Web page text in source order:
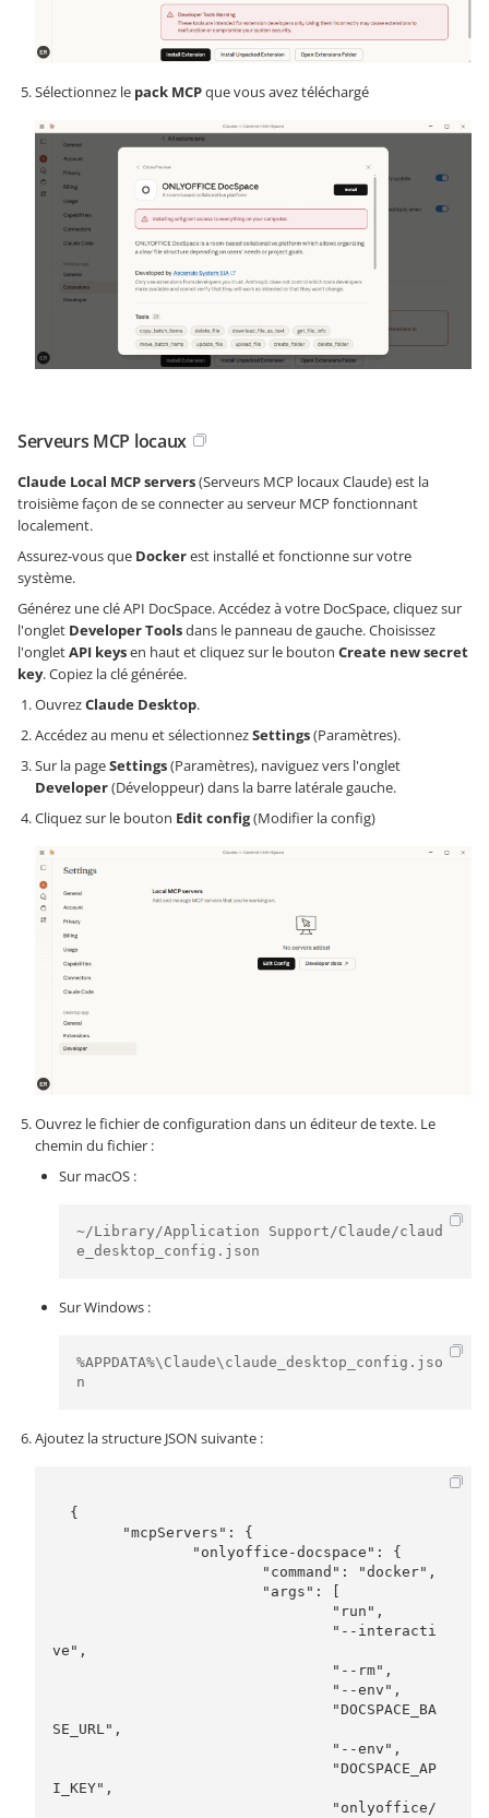
Sélectionnez le pack MCPque vous avez téléchargé
Serveurs MCP locaux
Claude Local MCP servers(Serveurs MCP locaux Claude) est la
troisième façon de se connecter au serveur MCP fonctionnant
localement.
Assurez-vous que Dockerest installé et fonctionne sur votre
système.
Générez une clé API DocSpace. Accédez à votre DocSpace, cliquez sur
l'onglet Developer Toolsdans le panneau de gauche. Choisissez
l'ongletAPI keysen haut et cliquez sur le bouton Create new secret
key. Copiez la clé générée.
OuvrezClaude Desktop.
Accédez au menu et sélectionnezSettings(Paramètres).
Sur la pageSettings(Paramètres), naviguez vers l'onglet
Developer(Développeur) dans la barre latérale gauche.
Cliquez sur le bouton Edit config(Modifier la config)
Ouvrez le fichier de configuration dans un éditeur de texte. Le
chemin du fichier :
Sur macOS :
~/Library/Application Support/Claude/claud
e_desktop_config.json
Sur Windows :
%APPDATA%\Claude\claude_desktop_config.jso
n
Ajoutez la structure JSON suivante :
ve",
SE_URL",
I_KEY",